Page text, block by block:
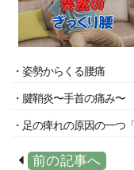
・姿勢からくる腰痛
・腱鞘炎〜手首の痛み〜
・足の痺れの原因の一つ
前の記事へ